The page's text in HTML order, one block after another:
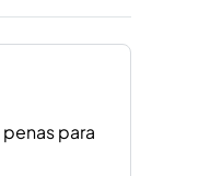
para